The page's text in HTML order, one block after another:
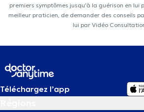
premiers symptômes jusqu'à la guérison en lui
meilleur praticien, de demander des conseils
lui par Vidéo
Téléchargez l’app